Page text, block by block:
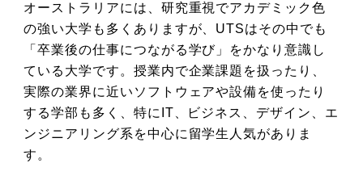
オーストラリアには、研究重視でアカデミック色
の強い大学も多くありますが、UTSはその中でも
「卒業後の仕事につながる学び」をかなり意識し
ている大学です。授業内で企業課題を扱ったり、
実際の業界に近いソフトウェアや設備を使ったり
する学部も多く、特にIT、ビジネス、デザイン、エ
ンジニアリング系を中心に留学生人気がありま
す。